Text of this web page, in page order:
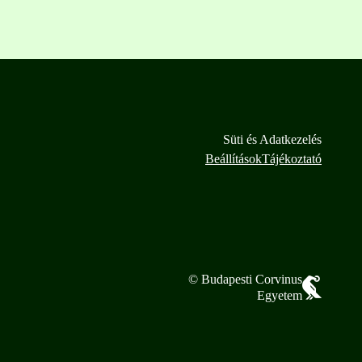
Süti és Adatkezelés
BeállításokTájékoztató
© Budapesti Corvinus
Egyetem